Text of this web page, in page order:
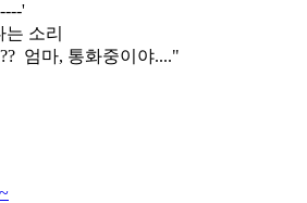
'
소리
엄마, 통화중이야...."